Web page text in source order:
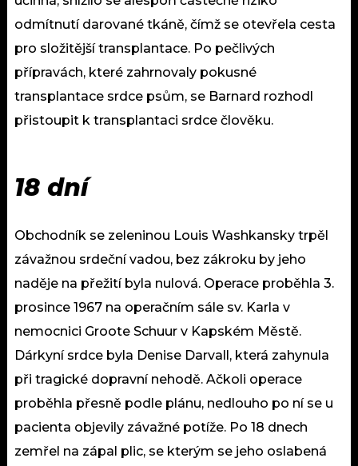
odmítnutí darované tkáně, čímž se otevřela cesta
pro složitější transplantace. Po pečlivých
přípravách, které zahrnovaly pokusné
transplantace srdce psům, se Barnard rozhodl
přistoupit k transplantaci srdce člověku.
18 dní
Obchodník se zeleninou Louis Washkansky trpěl
závažnou srdeční vadou, bez zákroku by jeho
naděje na přežití byla nulová. Operace proběhla 3.
prosince 1967 na operačním sále sv. Karla v
nemocnici Groote Schuur v Kapském Městě.
Dárkyní srdce byla Denise Darvall, která zahynula
při tragické dopravní nehodě. Ačkoli operace
proběhla přesně podle plánu, nedlouho po ní se u
pacienta objevily závažné potíže. Po 18 dnech
zemřel na zápal plic, se kterým se jeho oslabená